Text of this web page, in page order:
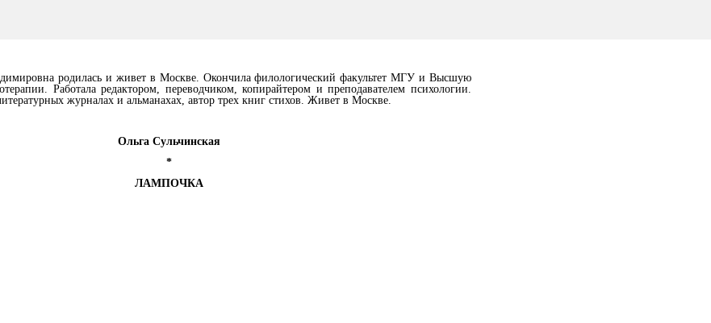
родилась и живет в Москве. Окончила филологический факультет МГУ и Высшую
Работала редактором, переводчиком, копирайтером и преподавателем психологии.
журналах и альманахах, автор трех книг стихов. Живет в Москве.
Ольга Сульчинская
*
ЛАМПОЧКА